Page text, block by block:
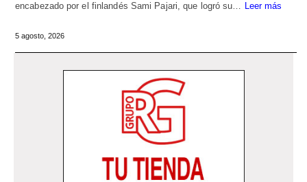
encabezado por el finlandés Sami Pajari, que logró su… Leer más
5 agosto, 2026